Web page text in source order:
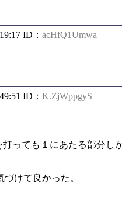
ID： acHfQ1Umwa
ID： K.ZjWppgyS
っても１にあたる部分し
けて良かった。